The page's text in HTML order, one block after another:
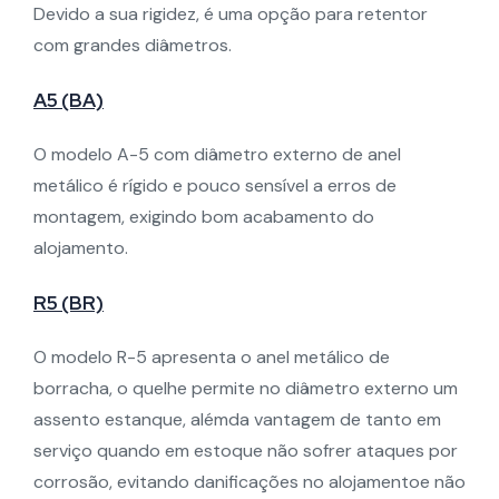
Devido a sua rigidez, é uma opção para retentor
com grandes diâmetros.
A5 (BA)
O modelo A-5 com diâmetro externo de anel
metálico é rígido e pouco sensível a erros de
montagem, exigindo bom acabamento do
alojamento.
R5 (BR)
O modelo R-5 apresenta o anel metálico de
borracha, o quelhe permite no diâmetro externo um
assento estanque, alémda vantagem de tanto em
serviço quando em estoque não sofrer ataques por
corrosão, evitando danificações no alojamentoe não